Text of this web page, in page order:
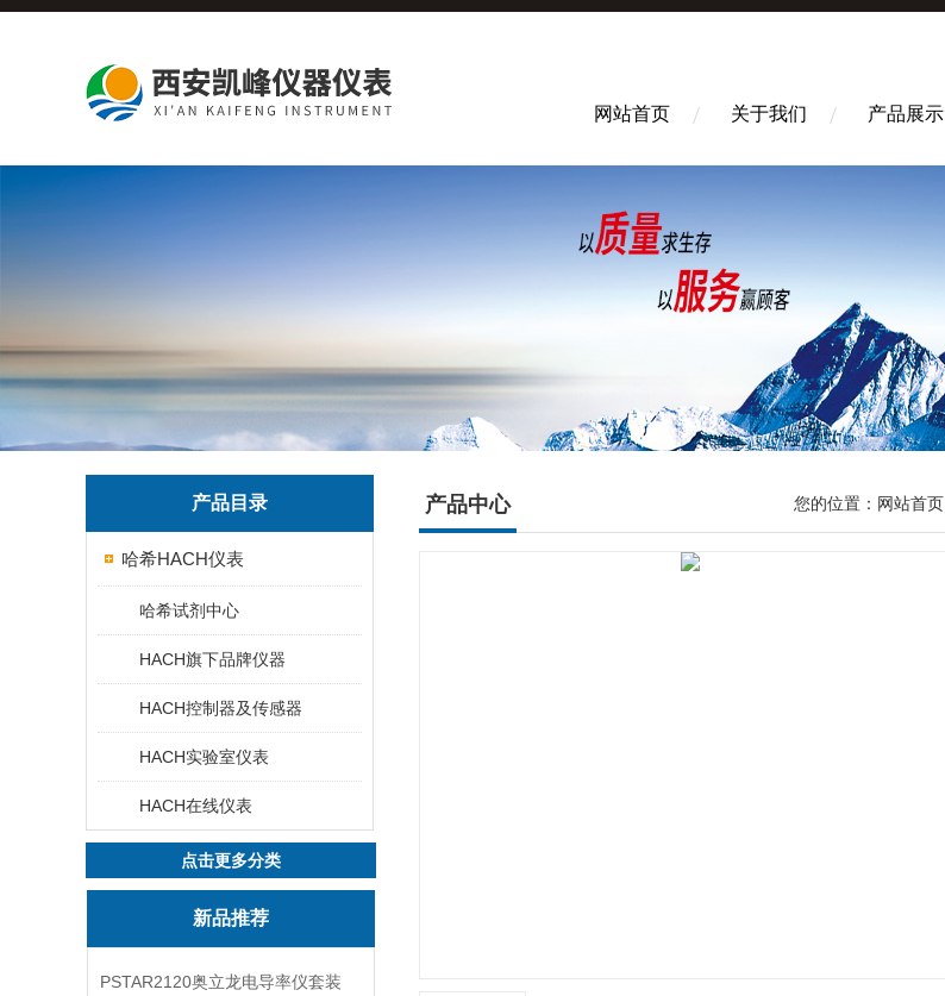
网站首页 关于我们 产品展示
产品目录
哈希HACH仪表
哈希试剂中心
HACH旗下品牌仪器
HACH控制器及传感器
HACH实验室仪表
HACH在线仪表
点击更多分类
新品推荐
PSTAR2120奥立龙电导率仪套装
产品中心 您的位置： 网站首页